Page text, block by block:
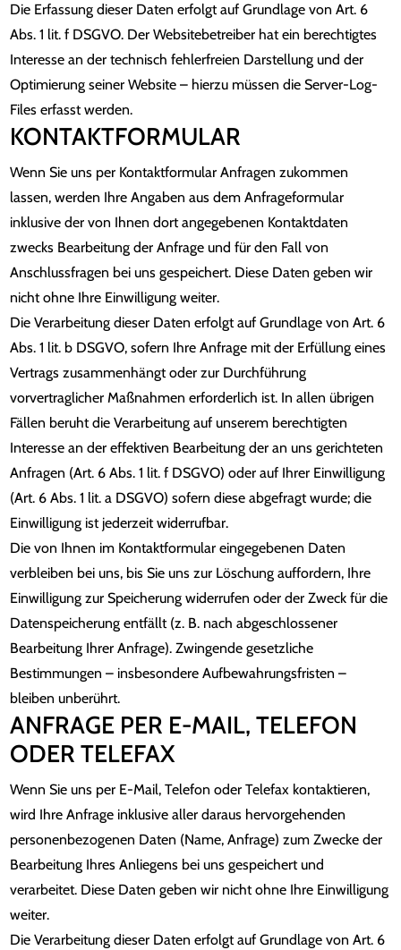
Die Erfassung dieser Daten erfolgt auf Grundlage von Art. 6
Abs. 1 lit. f DSGVO. Der Websitebetreiber hat ein berechtigtes
Interesse an der technisch fehlerfreien Darstellung und der
Optimierung seiner Website – hierzu müssen die Server-Log-
Files erfasst werden.
KONTAKTFORMULAR
Wenn Sie uns per Kontaktformular Anfragen zukommen
lassen, werden Ihre Angaben aus dem Anfrageformular
inklusive der von Ihnen dort angegebenen Kontaktdaten
zwecks Bearbeitung der Anfrage und für den Fall von
Anschlussfragen bei uns gespeichert. Diese Daten geben wir
nicht ohne Ihre Einwilligung weiter.
Die Verarbeitung dieser Daten erfolgt auf Grundlage von Art. 6
Abs. 1 lit. b DSGVO, sofern Ihre Anfrage mit der Erfüllung eines
Vertrags zusammenhängt oder zur Durchführung
vorvertraglicher Maßnahmen erforderlich ist. In allen übrigen
Fällen beruht die Verarbeitung auf unserem berechtigten
Interesse an der effektiven Bearbeitung der an uns gerichteten
Anfragen (Art. 6 Abs. 1 lit. f DSGVO) oder auf Ihrer Einwilligung
(Art. 6 Abs. 1 lit. a DSGVO) sofern diese abgefragt wurde; die
Einwilligung ist jederzeit widerrufbar.
Die von Ihnen im Kontaktformular eingegebenen Daten
verbleiben bei uns, bis Sie uns zur Löschung auffordern, Ihre
Einwilligung zur Speicherung widerrufen oder der Zweck für die
Datenspeicherung entfällt (z. B. nach abgeschlossener
Bearbeitung Ihrer Anfrage). Zwingende gesetzliche
Bestimmungen – insbesondere Aufbewahrungsfristen –
bleiben unberührt.
ANFRAGE PER E-MAIL, TELEFON
ODER TELEFAX
Wenn Sie uns per E-Mail, Telefon oder Telefax kontaktieren,
wird Ihre Anfrage inklusive aller daraus hervorgehenden
personenbezogenen Daten (Name, Anfrage) zum Zwecke der
Bearbeitung Ihres Anliegens bei uns gespeichert und
verarbeitet. Diese Daten geben wir nicht ohne Ihre Einwilligung
weiter.
Die Verarbeitung dieser Daten erfolgt auf Grundlage von Art. 6